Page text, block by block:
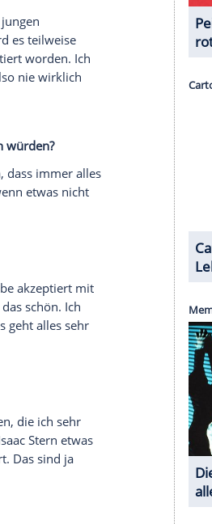
Monate, in denen
wirklich sehr vermisst.
mit meinem Bruder und
Papa gefahren und
gemeinsamen
haben wir über den Sommer
Kontakt mit meiner
ein Stück näher zusammen.
ab vor der jungen
Da wird es teilweise
konfrontiert worden. Ich
der Schule also nie wirklich